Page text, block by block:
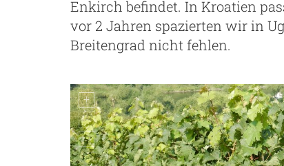
Enkirch befindet. In Kroatien
vor 2 Jahren spazierten wir in
Breitengrad nicht fehlen.